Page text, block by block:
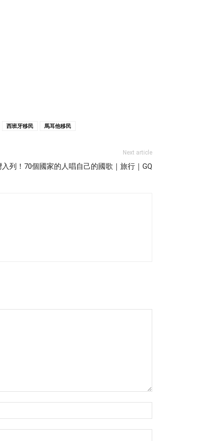
西班牙移民 馬耳他移民
Next article
入列！70個國家的人唱自己的國歌｜旅行｜GQ